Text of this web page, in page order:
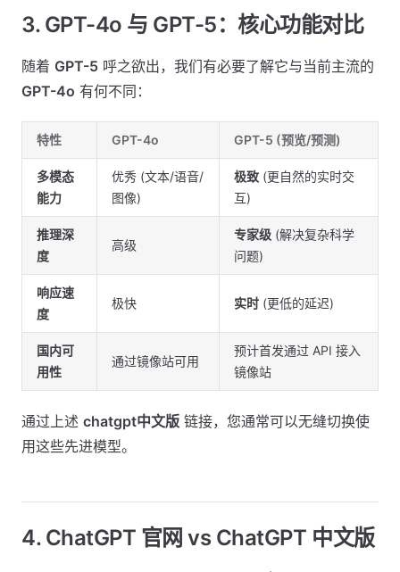
3. GPT-4o 与 GPT-5：核心功能对比
随着 GPT-5 呼之欲出，我们有必要了解它与当前主流的
GPT-4o 有何不同：
特性 GPT-4o GPT-5 (预览/预测)
多模态
能力
优秀 (文本/语音/
图像)
极致 (更自然的实时交
互)
推理深
度
高级
专家级 (解决复杂科学
问题)
响应速
度
极快 实时 (更低的延迟)
国内可
用性
通过镜像站可用
预计首发通过 API 接入
镜像站
通过上述 chatgpt中文版 链接，您通常可以无缝切换使
用这些先进模型。
4. ChatGPT 官网 vs ChatGPT 中文版